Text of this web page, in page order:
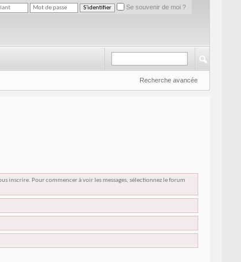
Se souvenir de moi ?
Recherche avancée
inscrire. Pour commencer à voir les messages, sélectionnez le forum